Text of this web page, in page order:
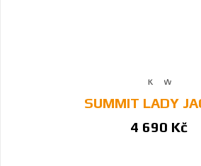
SUMMIT LADY
4 690 Kč